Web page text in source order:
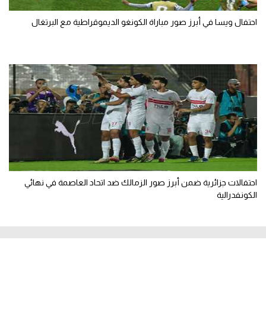
احتفال ويسا في أبرز صور مباراة الكونغو الديموقراطية مع البرتغال
احتفالات جزائرية ضمن أبرز صور الزمالك ضد اتحاد العاصمة في نهائي
الكونفدرالية